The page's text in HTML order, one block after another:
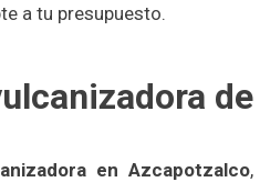
a tu presupuesto.
en Azcapotzalco